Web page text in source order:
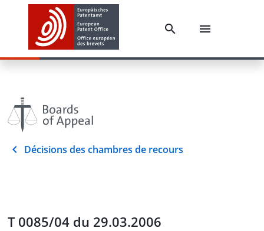
Décisions des chambres de recours
T 0085/04 du 29.03.2006